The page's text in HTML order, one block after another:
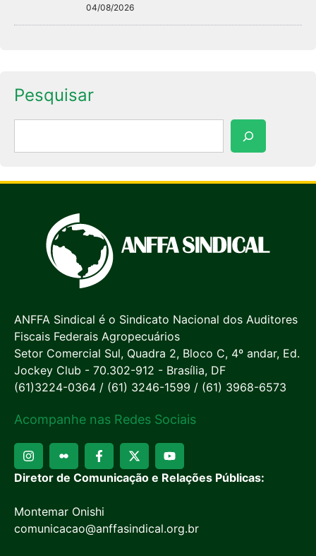
04/08/2026
Pesquisar
ANFFA Sindical é o Sindicato Nacional dos Auditores
Fiscais Federais Agropecuários
Setor Comercial Sul, Quadra 2, Bloco C, 4º andar, Ed.
Jockey Club - 70.302-912 - Brasília, DF
(61)3224-0364 / (61) 3246-1599 / (61) 3968-6573
Acompanhe nas Redes Sociais
Diretor de Comunicação e Relações Públicas:
Montemar Onishi
comunicacao@anffasindical.org.br